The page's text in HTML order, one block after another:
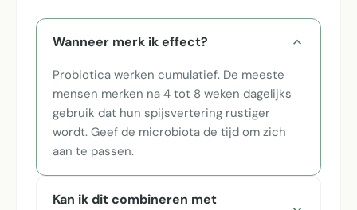
Wanneer merk ik effect?
Probiotica werken cumulatief. De meeste
mensen merken na 4 tot 8 weken dagelijks
gebruik dat hun spijsvertering rustiger
wordt. Geef de microbiota de tijd om zich
aan te passen.
Kan ik dit combineren met